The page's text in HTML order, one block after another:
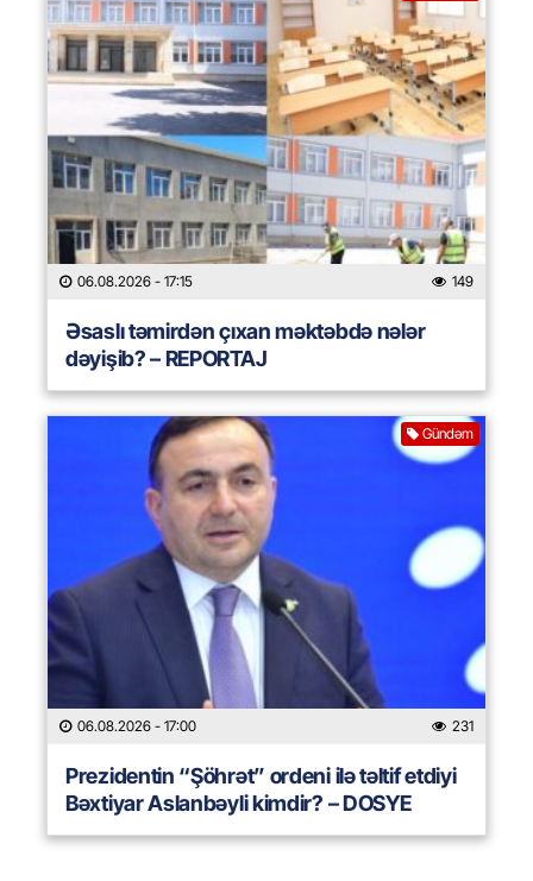
06.08.2026 - 17:15 149
Əsaslı təmirdən çıxan məktəbdə nələr
dəyişib? – REPORTAJ
Gündəm
06.08.2026 - 17:00 231
Prezidentin “Şöhrət” ordeni ilə təltif etdiyi
Bəxtiyar Aslanbəyli kimdir? – DOSYE